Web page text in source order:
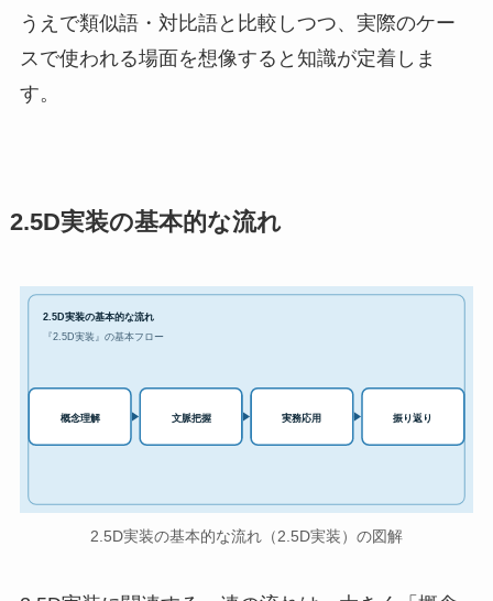
うえで類似語・対比語と比較しつつ、実際のケー
スで使われる場面を想像すると知識が定着しま
す。
2.5D実装の基本的な流れ
2.5D実装の基本的な流れ
『2.5D実装』の基本フロー
概念理解 文脈把握 実務応用 振り返り
2.5D実装の基本的な流れ（2.5D実装）の図解